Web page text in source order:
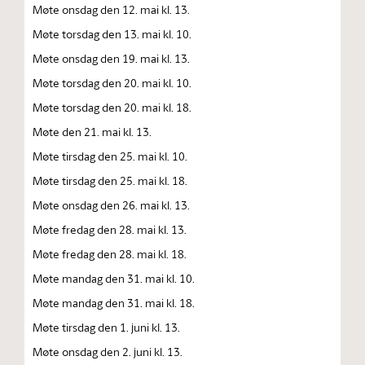
Møte onsdag den 12. mai kl. 13.
Møte torsdag den 13. mai kl. 10.
Møte onsdag den 19. mai kl. 13.
Møte torsdag den 20. mai kl. 10.
Møte torsdag den 20. mai kl. 18.
Møte den 21. mai kl. 13.
Møte tirsdag den 25. mai kl. 10.
Møte tirsdag den 25. mai kl. 18.
Møte onsdag den 26. mai kl. 13.
Møte fredag den 28. mai kl. 13.
Møte fredag den 28. mai kl. 18.
Møte mandag den 31. mai kl. 10.
Møte mandag den 31. mai kl. 18.
Møte tirsdag den 1. juni kl. 13.
Møte onsdag den 2. juni kl. 13.